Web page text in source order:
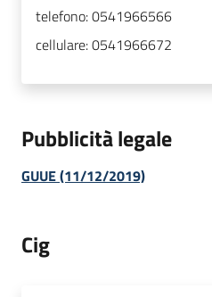
telefono:0541966566
cellulare:0541966672
Pubblicità legale
GUUE (11/12/2019)
Cig